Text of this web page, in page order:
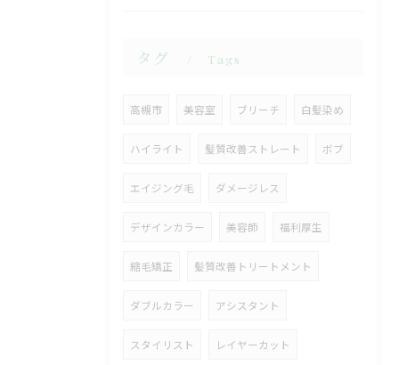
タグ Tags
高槻市 美容室 ブリーチ 白髪染め
ハイライト 髪質改善ストレート ボブ
エイジング毛 ダメージレス
デザインカラー 美容師 福利厚生
縮毛矯正 髪質改善トリートメント
ダブルカラー アシスタント
スタイリスト レイヤーカット